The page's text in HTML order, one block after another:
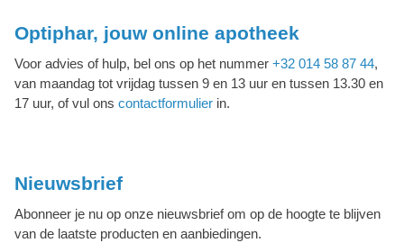
Optiphar, jouw online apotheek
Voor advies of hulp, bel ons op het nummer +32 014 58 87 44,
van maandag tot vrijdag tussen 9 en 13 uur en tussen 13.30 en
17 uur, of vul ons contactformulier in.
Nieuwsbrief
Abonneer je nu op onze nieuwsbrief om op de hoogte te blijven
van de laatste producten en aanbiedingen.